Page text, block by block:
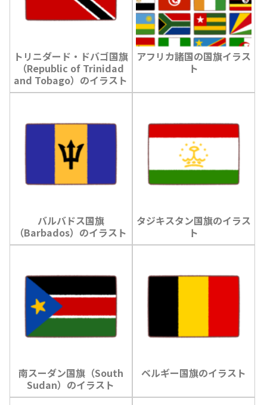
トリニダード・ドバゴ国旗
（Republic of Trinidad
and Tobago）のイラスト
アフリカ諸国の国旗イラス
ト
バルバドス国旗
（Barbados）のイラスト
タジキスタン国旗のイラス
ト
南スーダン国旗（South
Sudan）のイラスト
ベルギー国旗のイラスト